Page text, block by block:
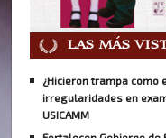
LAS MÁS
¿Hicieron trampa como
irregularidades en
USICAMM